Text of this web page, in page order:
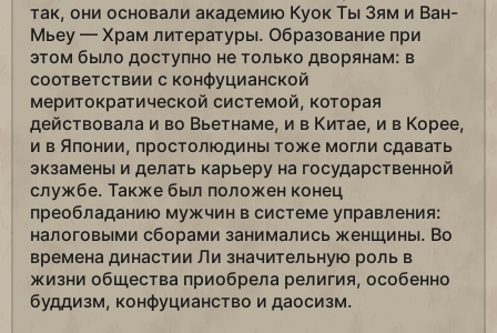
так, они основали академию Куок Ты Зям и Ван-
Мьеу — Храм литературы. Образование при
этом было доступно не только дворянам: в
соответствии с конфуцианской
меритократической системой, которая
действовала и во Вьетнаме, и в Китае, и в Корее,
и в Японии, простолюдины тоже могли сдавать
экзамены и делать карьеру на государственной
службе. Также был положен конец
преобладанию мужчин в системе управления:
налоговыми сборами занимались женщины. Во
времена династии Ли значительную роль в
жизни общества приобрела религия, особенно
буддизм, конфуцианство и даосизм.